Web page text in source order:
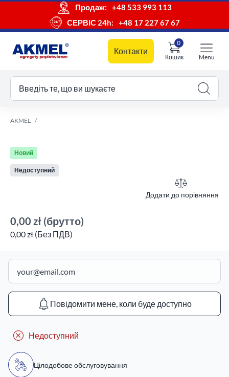
Продаж:
+48 533 993 113
СЕРВІС 24h:
+48 17 227 67 67
Контакти
Кошик
0
кошик
Menu
Введіть те, що ви шукаєте
AKMEL
Новий
Недоступний
Додати до порівняння
0,00 zł (брутто)
0,00 zł (Без ПДВ)
Повідомити мене, коли буде доступно
Недоступний
Цілодобове обслуговування